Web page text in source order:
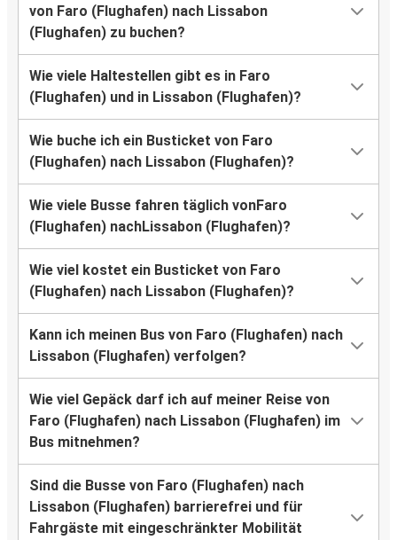
von Faro (Flughafen) nach Lissabon
(Flughafen) zu buchen?
Wie viele Haltestellen gibt es in Faro
(Flughafen) und in Lissabon (Flughafen)?
Wie buche ich ein Busticket von Faro
(Flughafen) nach Lissabon (Flughafen)?
Wie viele Busse fahren täglich vonFaro
(Flughafen) nachLissabon (Flughafen)?
Wie viel kostet ein Busticket von Faro
(Flughafen) nach Lissabon (Flughafen)?
Kann ich meinen Bus von Faro (Flughafen) nach
Lissabon (Flughafen) verfolgen?
Wie viel Gepäck darf ich auf meiner Reise von
Faro (Flughafen) nach Lissabon (Flughafen) im
Bus mitnehmen?
Sind die Busse von Faro (Flughafen) nach
Lissabon (Flughafen) barrierefrei und für
Fahrgäste mit eingeschränkter Mobilität